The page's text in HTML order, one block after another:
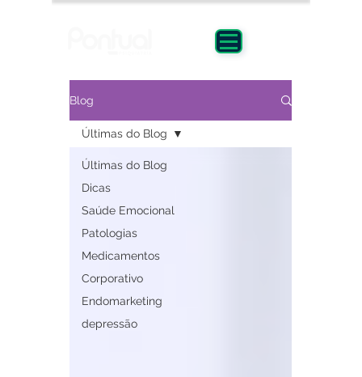
Blog
Últimas do Blog
Dicas
Saúde Emocional
Patologias
Medicamentos
Corporativo
Endomarketing
depressão
Últimas do Blog